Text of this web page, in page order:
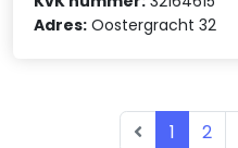
Adres: Oostergracht 32
1 2